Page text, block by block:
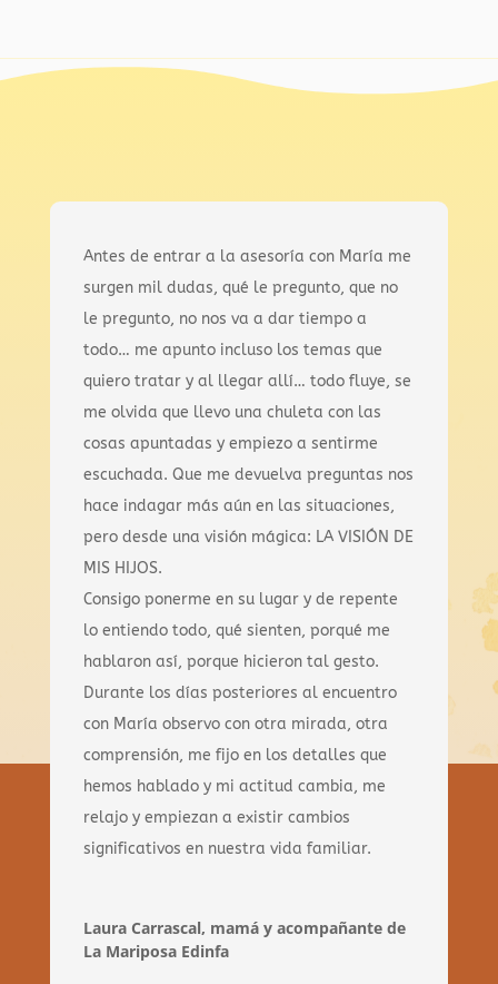
Antes de entrar a la asesoría con María me
surgen mil dudas, qué le pregunto, que no
le pregunto, no nos va a dar tiempo a
todo… me apunto incluso los temas que
quiero tratar y al llegar allí… todo fluye, se
me olvida que llevo una chuleta con las
cosas apuntadas y empiezo a sentirme
escuchada. Que me devuelva preguntas nos
hace indagar más aún en las situaciones,
pero desde una visión mágica: LA VISIÓN DE
MIS HIJOS.
Consigo ponerme en su lugar y de repente
lo entiendo todo, qué sienten, porqué me
hablaron así, porque hicieron tal gesto.
Durante los días posteriores al encuentro
con María observo con otra mirada, otra
comprensión, me fijo en los detalles que
hemos hablado y mi actitud cambia, me
relajo y empiezan a existir cambios
significativos en nuestra vida familiar.
Laura Carrascal, mamá y acompañante de
La Mariposa Edinfa